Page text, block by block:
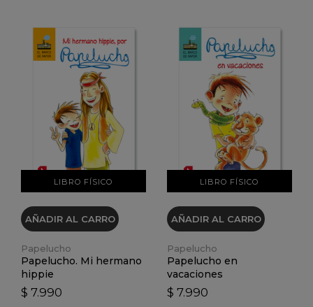
LIBRO FÍSICO
VER DETALLES
AÑADIR AL CARRO
Papelucho
Papelucho. Mi hermano
hippie
$ 7.990
LIBRO FÍSICO
VER DETALLES
AÑADIR AL CARRO
Papelucho
Papelucho en
vacaciones
$ 7.990